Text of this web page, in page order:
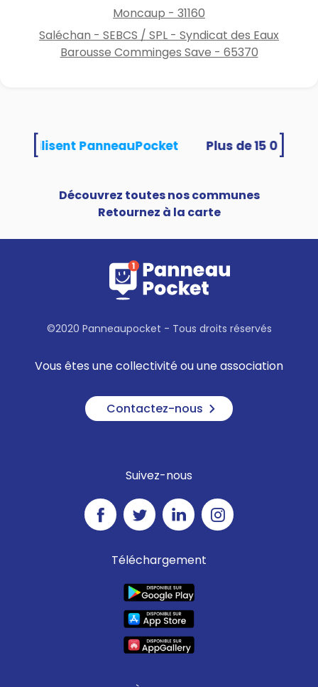
Moncaup - 31160
Saléchan - SEBCS / SPL - Syndicat des Eaux
Barousse Comminges Save - 65370
utilisent PanneauPocket
Découvrez toutes nos communes
Retournez à la carte
©2020 Panneaupocket - Tous droits réservés
Vous êtes une collectivité ou une association
Contactez-nous
Suivez-nous
Téléchargement